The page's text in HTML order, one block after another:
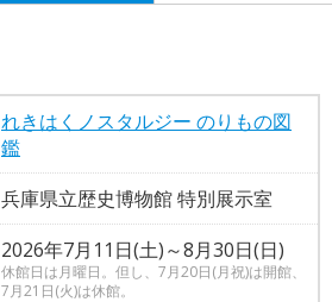
れきはくノスタルジー のりもの図
鑑
兵庫県立歴史博物館 特別展示室
2026年7月11日(土)～8月30日(日)
休館日は月曜日。但し、7月20日(月祝)は開館、
7月21日(火)は休館。